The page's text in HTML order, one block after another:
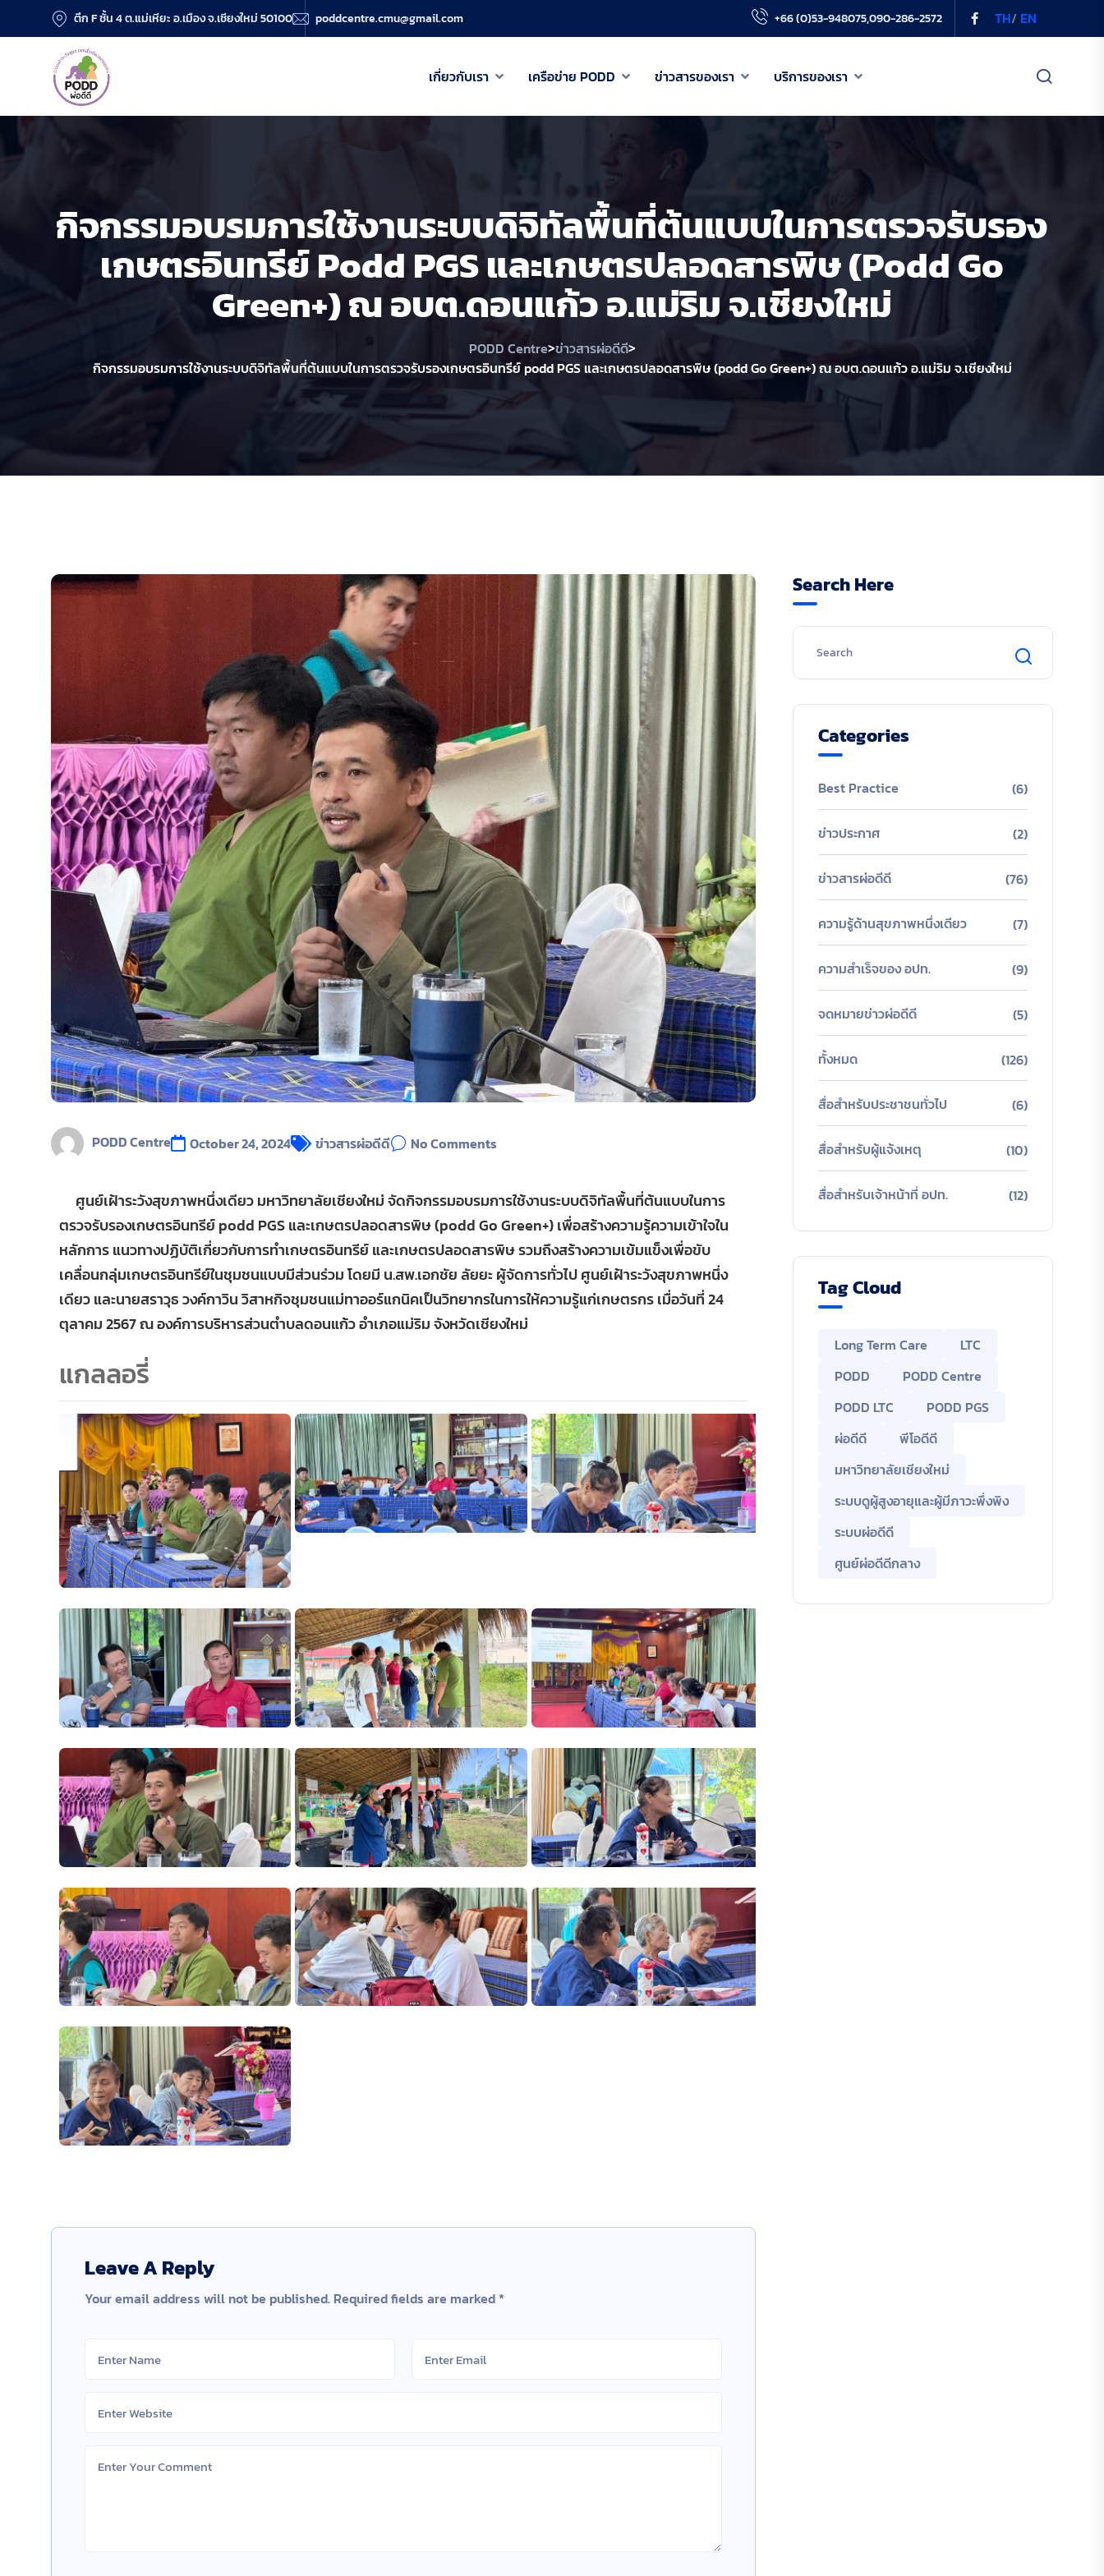
ตึก F ชั้น 4 ต.แม่เหียะ อ.เมือง จ.เชียงใหม่ 50100 poddcentre.cmu@gmail.com +66 (0)53-948075,090-286-2572 TH/ EN
เกี่ยวกับเรา เครือข่าย PODD ข่าวสารของเรา บริการของเรา
ข่าวสารของเรา
บริการของเรา
กิจกรรมอบรมการใช้งานระบบดิจิทัลพื้นที่ต้นแบบในการตรวจรับรอง
เกษตรอินทรีย์ Podd PGS และเกษตรปลอดสารพิษ (podd Go
Green+) ณ อบต.ดอนแก้ว อ.แม่ริม จ.เชียงใหม่
PODD Centre>ข่าวสารผ่อดีดี>
กิจกรรมอบรมการใช้งานระบบดิจิทัลพื้นที่ต้นแบบในการตรวจรับรองเกษตรอินทรีย์ podd PGS และเกษตรปลอดสารพิษ (podd Go Green+) ณ อบต.ดอนแก้ว อ.แม่ริม จ.เชียงใหม่
PODD Centre October 24, 2024 ข่าวสารผ่อดีดี No Comments
ศูนย์เฝ้าระวังสุขภาพหนึ่งเดียว มหาวิทยาลัยเชียงใหม่ จัดกิจกรรมอบรมการใช้งานระบบดิจิทัลพื้นที่ต้นแบบในการ
ตรวจรับรองเกษตรอินทรีย์ podd PGS และเกษตรปลอดสารพิษ (podd Go Green+) เพื่อสร้างความรู้ความเข้าใจใน
หลักการ แนวทางปฏิบัติเกี่ยวกับการทำเกษตรอินทรีย์ และเกษตรปลอดสารพิษ รวมถึงสร้างความเข้มแข็งเพื่อขับ
เคลื่อนกลุ่มเกษตรอินทรีย์ในชุมชนแบบมีส่วนร่วม โดยมี น.สพ.เอกชัย ลัยยะ ผู้จัดการทั่วไป ศูนย์เฝ้าระวังสุขภาพหนึ่ง
เดียว และนายสราวุธ วงค์กาวิน วิสาหกิจชุมชนแม่ทาออร์แกนิคเป็นวิทยากรในการให้ความรู้แก่เกษตรกร เมื่อวันที่ 24
ตุลาคม 2567 ณ องค์การบริหารส่วนตำบลดอนแก้ว อำเภอแม่ริม จังหวัดเชียงใหม่
แกลลอรี่
Leave A Reply
Your email address will not be published. Required fields are marked *
Search Here
Categories
Best Practice (6)
ข่าวประกาศ (2)
ข่าวสารผ่อดีดี (76)
ความรู้ด้านสุขภาพหนึ่งเดียว (7)
ความสำเร็จของ อปท. (9)
จดหมายข่าวผ่อดีดี (5)
ทั้งหมด (126)
สื่อสำหรับประชาชนทั่วไป (6)
สื่อสำหรับผู้แจ้งเหตุ (10)
สื่อสำหรับเจ้าหน้าที่ อปท. (12)
Tag Cloud
Long Term Care
LTC
PODD
PODD Centre
PODD LTC
PODD PGS
ผ่อดีดี
พีโอดีดี
มหาวิทยาลัยเชียงใหม่
ระบบดูผู้สูงอายุและผู้มีภาวะพึ่งพิง
ระบบผ่อดีดี
ศูนย์ผ่อดีดีกลาง